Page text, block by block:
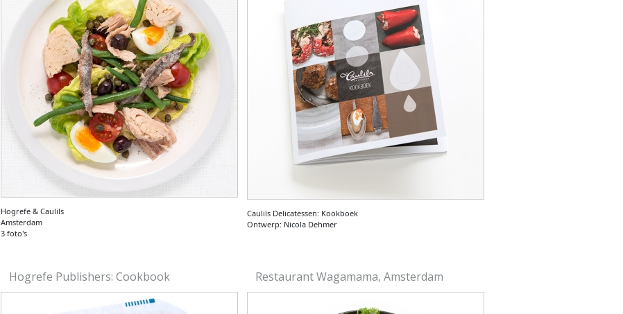
Hogrefe & Caulils
Amsterdam
3 foto's
Caulils Delicatessen: Kookboek
Ontwerp: Nicola Dehmer
Hogrefe Publishers: Cookbook Restaurant Wagamama, Amsterdam